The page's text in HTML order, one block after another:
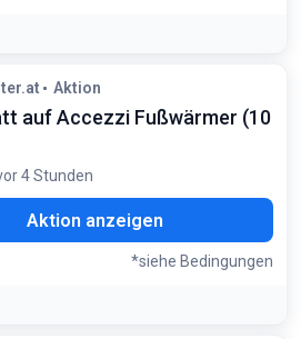
Technologie bietet eine
wechselnden Lichtverhältnissen
Flight Deck Modelle
Aktion
auf Accezzi Fußwärmer (10
4 Stunden
Aktion anzeigen
*siehe Bedingungen